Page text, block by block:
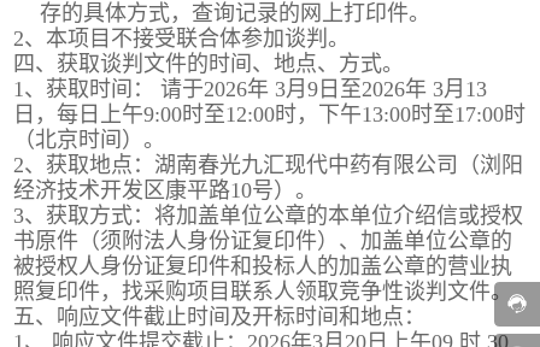
存的具体方式，查询记录的网上打印件。
2、本项目不接受联合体参加谈判。
四、获取谈判文件的时间、地点、方式。
1、获取时间： 请于2026年 3月9日至2026年 3月13
日，每日上午9:00时至12:00时，下午13:00时至17:00时
（北京时间）。
2、获取地点：湖南春光九汇现代中药有限公司（浏阳
经济技术开发区康平路10号）。
3、获取方式：将加盖单位公章的本单位介绍信或授权
书原件（须附法人身份证复印件）、加盖单位公章的
被授权人身份证复印件和投标人的加盖公章的营业执
照复印件，找采购项目联系人领取竞争性谈判文件。
五、响应文件截止时间及开标时间和地点：